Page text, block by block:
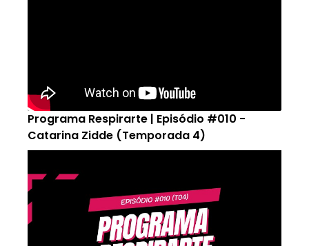
Programa Respirarte | Episódio #010 -
Catarina Zidde (Temporada 4)